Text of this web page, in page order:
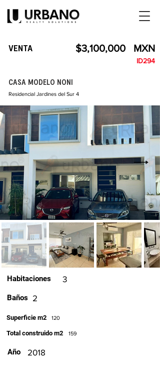
VENTA $3,100,000 MXN
ID294
CASA MODELO NONI
Residencial Jardines del Sur 4
Habitaciones 3
Baños 2
Superficie m2 120
Total construido m2 159
Año 2018